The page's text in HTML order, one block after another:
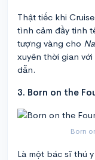
Thật tiếc khi
tình cảm đầy tinh
tượng vàng cho
xuyên thời gian
dẫn.
3. Born on the
Born
Là một bác sĩ thú